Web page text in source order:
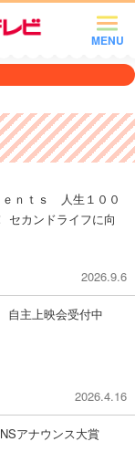
MENU
ｎｔｓ 人生１００
セカンドライフに向
2026.9.6
自主上映会受付中
2026.4.16
アナウンス大賞